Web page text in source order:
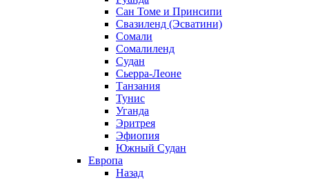
Сан Томе и Принсипи
Свазиленд (Эсватини)
Сомали
Сомалиленд
Судан
Сьерра-Леоне
Танзания
Тунис
Уганда
Эритрея
Эфиопия
Южный Судан
Европа
Назад